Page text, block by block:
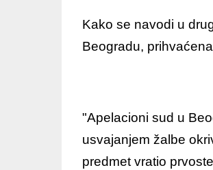
Kako se navodi u
Beogradu,
"Apelacioni sud u
usvajanjem žalbe
predmet vratio